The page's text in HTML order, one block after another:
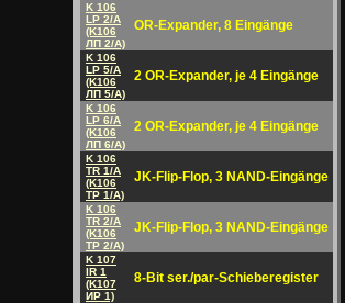
K 106
LP 2/A
(K106
ЛП 2/A)
OR-Expander, 8 Eingänge
K 106
LP 5/A
(K106
ЛП 5/A)
2 OR-Expander, je 4 Eingänge
K 106
LP 6/A
(K106
ЛП 6/A)
2 OR-Expander, je 4 Eingänge
K 106
TR 1/A
(K106
TP 1/A)
JK-Flip-Flop, 3 NAND-Eingänge
K 106
TR 2/A
(K106
TP 2/A)
JK-Flip-Flop, 3 NAND-Eingänge
K 107
IR 1
(K107
ИP 1)
8-Bit ser./par-Schieberegister